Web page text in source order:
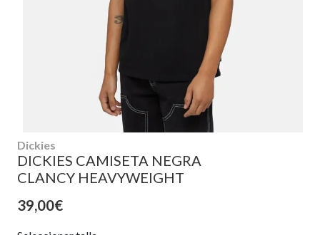
Dickies
DICKIES CAMISETA NEGRA
CLANCY HEAVYWEIGHT
39,00€